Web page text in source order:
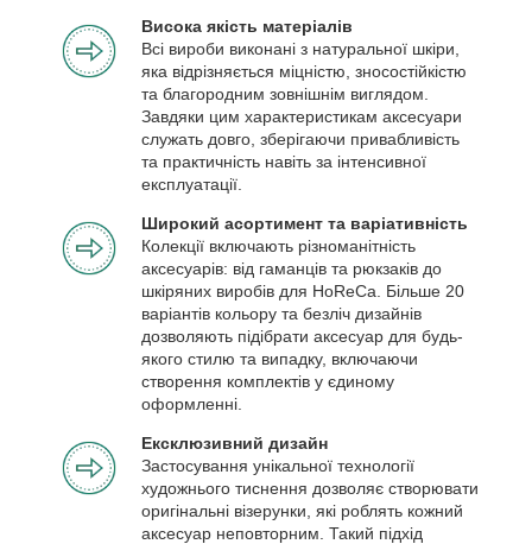
Висока якість матеріалів
Всі вироби виконані з натуральної шкіри,
яка відрізняється міцністю, зносостійкістю
та благородним зовнішнім виглядом.
Завдяки цим характеристикам аксесуари
служать довго, зберігаючи привабливість
та практичність навіть за інтенсивної
експлуатації.
Широкий асортимент та варіативність
Колекції включають різноманітність
аксесуарів: від гаманців та рюкзаків до
шкіряних виробів для HoReCa. Більше 20
варіантів кольору та безліч дизайнів
дозволяють підібрати аксесуар для будь-
якого стилю та випадку, включаючи
створення комплектів у єдиному
оформленні.
Ексклюзивний дизайн
Застосування унікальної технології
художнього тиснення дозволяє створювати
оригінальні візерунки, які роблять кожний
аксесуар неповторним. Такий підхід